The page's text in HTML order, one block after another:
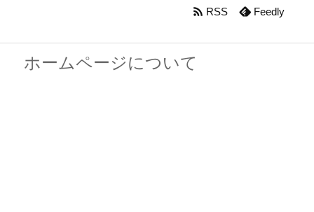
ホームページについて
 RSS Feedly